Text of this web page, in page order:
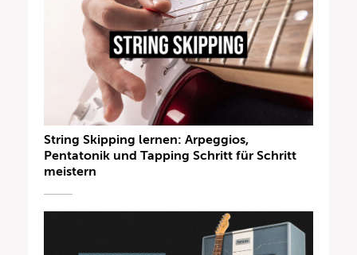
String Skipping lernen: Arpeggios,
Pentatonik und Tapping Schritt für Schritt
meistern